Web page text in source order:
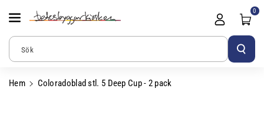
Innehåll
Sök
0
Hem Coloradoblad stl. 5 Deep Cup - 2 pack